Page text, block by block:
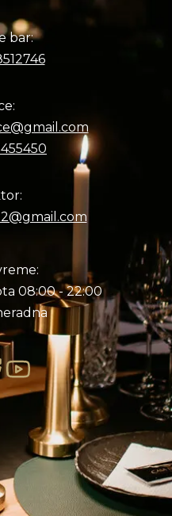
bar:
08:00 - 22:00